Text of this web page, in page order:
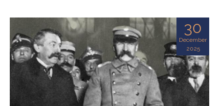
30
December
2025